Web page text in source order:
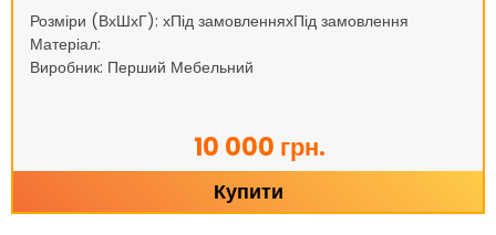
Розміри (ВхШхГ): хПід замовленняхПід замовлення
Матеріал:
Виробник: Перший Мебельний
10 000 грн.
Купити